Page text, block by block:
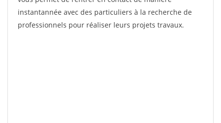
instantannée avec des particuliers à la recherche de
professionnels pour réaliser leurs projets travaux.